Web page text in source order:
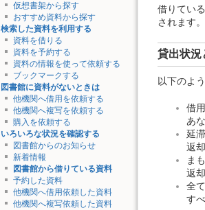
仮想書架から探す
おすすめ資料から探す
検索した資料を利用する
資料を借りる
資料を予約する
資料の情報を使って依頼する
ブックマークする
図書館に資料がないときは
他機関へ借用を依頼する
他機関へ複写を依頼する
購入を依頼する
いろいろな状況を確認する
図書館からのお知らせ
新着情報
図書館から借りている資料
予約した資料
他機関へ借用依頼した資料
他機関へ複写依頼した資料
借りてい
されます。
貸出状況
以下のよ
借
あ
延
返
ま
返
全て
す